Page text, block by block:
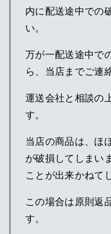
内に配送途中での
い。
万が一配送途中で
ら、当店までご連
運送会社と相談の
す。
当店の商品は、ほ
が破損してしまい
ことが出来かねて
この場合は原則返
す。